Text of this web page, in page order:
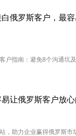
俄罗斯客户，最
户指南：避免8个沟通坑及
让俄罗斯客户放
，助力企业赢得俄罗斯市